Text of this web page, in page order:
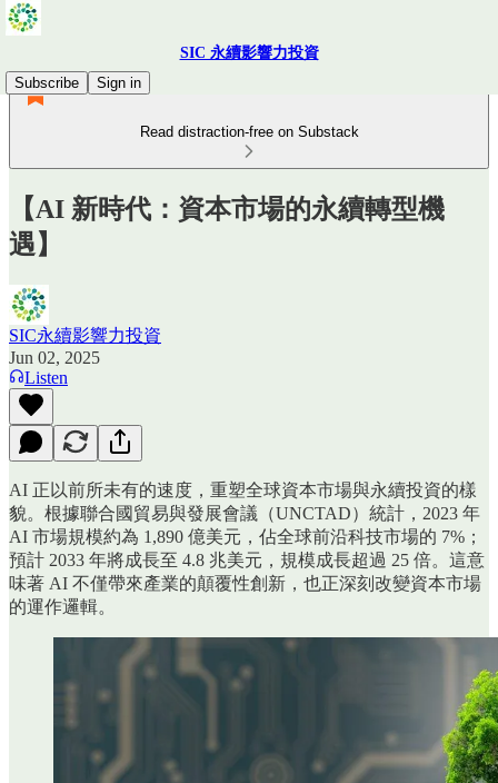
SIC 永續影響力投資
Subscribe
Sign in
Read distraction-free on Substack
【AI 新時代：資本市場的永續轉型機
遇】
SIC永續影響力投資
Jun 02, 2025
Listen
AI 正以前所未有的速度，重塑全球資本市場與永續投資的樣
貌。根據聯合國貿易與發展會議（UNCTAD）統計，2023 年
AI 市場規模約為 1,890 億美元，佔全球前沿科技市場的 7%；
預計 2033 年將成長至 4.8 兆美元，規模成長超過 25 倍。這意
味著 AI 不僅帶來產業的顛覆性創新，也正深刻改變資本市場
的運作邏輯。